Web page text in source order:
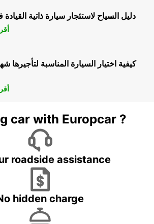
دليل السياح لاستئجار سيارة ذاتية
كيفية اختيار السيارة المناسبة لتأجيرها
car with Europcar ?
roadside assistance
hidden charge